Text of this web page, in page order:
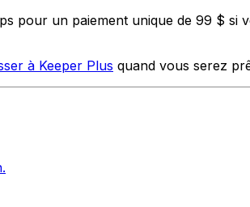
pour un paiement unique de 99 $ si
à Keeper Plus quand vous serez